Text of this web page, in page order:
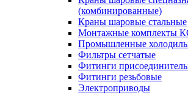
(комбинированные)
Краны шаровые стальные
Монтажные комплекты
Промышленные
Фильтры сетчатые
Фитинги
Фитинги резьбовые
Электроприводы